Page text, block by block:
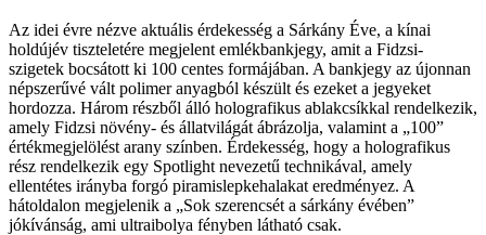
Az idei évre nézve aktuális érdekesség a Sárkány Éve, a kínai
holdújév tiszteletére megjelent emlékbankjegy, amit a Fidzsi-
szigetek bocsátott ki 100 centes formájában. A bankjegy az újonnan
népszerűvé vált polimer anyagból készült és ezeket a jegyeket
hordozza. Három részből álló holografikus ablakcsíkkal rendelkezik,
amely Fidzsi növény- és állatvilágát ábrázolja, valamint a „100”
értékmegjelölést arany színben. Érdekesség, hogy a holografikus
rész rendelkezik egy Spotlight nevezetű technikával, amely
ellentétes irányba forgó piramislepkehalakat eredményez. A
hátoldalon megjelenik a „Sok szerencsét a sárkány évében”
jókívánság, ami ultraibolya fényben látható csak.